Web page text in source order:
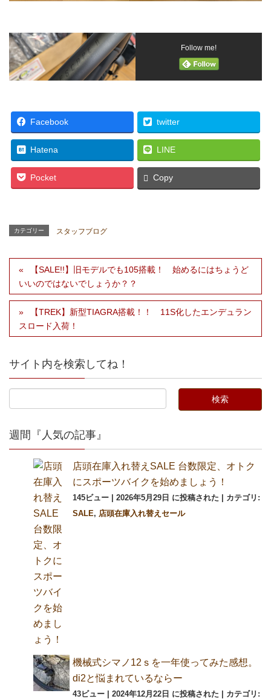
Follow me!
Facebook twitter
Hatena LINE
Pocket Copy
カテゴリー スタッフブログ
【SALE!!】旧モデルでも105搭載！ 始めるにはちょうど
いいのではないでしょうか？？
【TREK】新型TIAGRA搭載！！ 11S化したエンデュラン
スロード入荷！
サイト内を検索してね！
週間『人気の記事』
店頭在庫入れ替えSALE 台数限定、オトク
にスポーツバイクを始めましょう！
145ビュー | 2026年5月29日 に投稿された | カテゴリ:
SALE, 店頭在庫入れ替えセール
機械式シマノ12ｓを一年使ってみた感想。
di2と悩まれているならー
43ビュー 2024年12月22日 に投稿された
カテゴリ: